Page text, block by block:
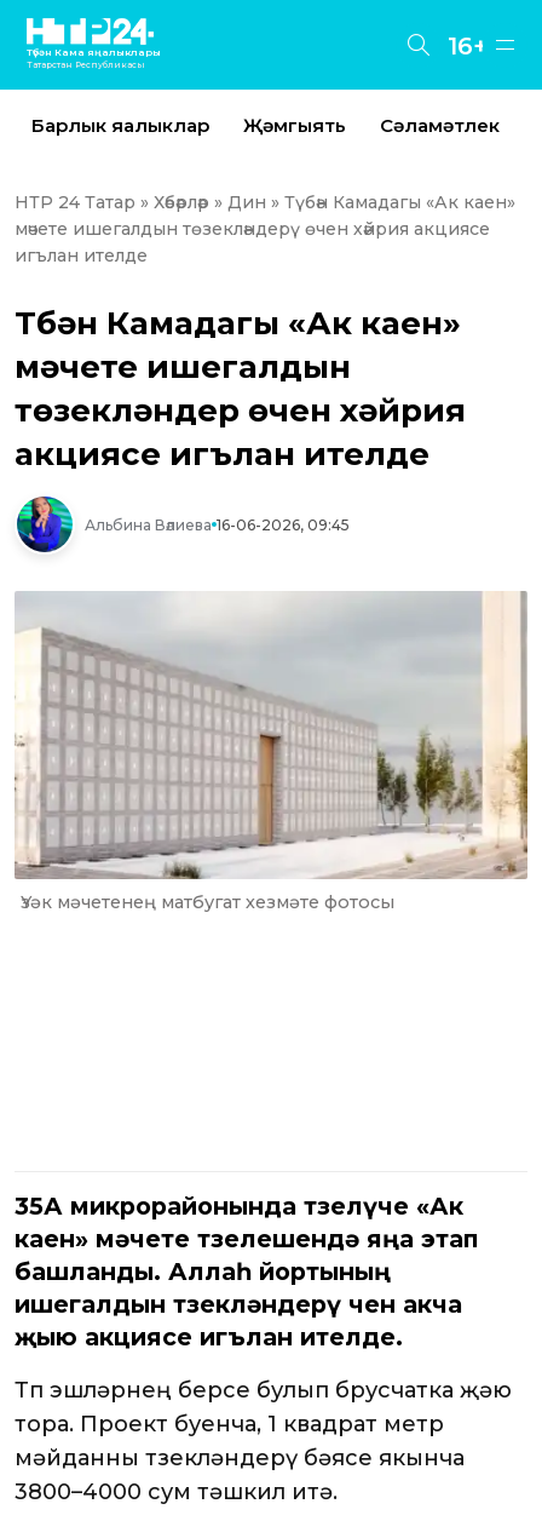
Түбән Кама яңалыклары
Татарстан Республикасы
16+
Барлык яңалыклар Җәмгыять Сәламәтлек
НТР 24 Татар » Хәбәрләр » Дин » Түбән Камадагы «Ак каен»
мәчете ишегалдын төзекләндерү өчен хәйрия акциясе
игълан ителде
Түбән Камадагы «Ак каен»
мәчете ишегалдын
төзекләндерү өчен хәйрия
акциясе игълан ителде
Альбина Вәлиева 16-06-2026, 09:45
Үзәк мәчетенең матбугат хезмәте фотосы
35А микрорайонында төзелүче «Ак
каен» мәчете төзелешендә яңа этап
башланды. Аллаһ йортының
ишегалдын төзекләндерү өчен акча
җыю акциясе игълан ителде.
Төп эшләрнең берсе булып брусчатка җәю
тора. Проект буенча, 1 квадрат метр
мәйданны төзекләндерү бәясе якынча
3800–4000 сум тәшкил итә.